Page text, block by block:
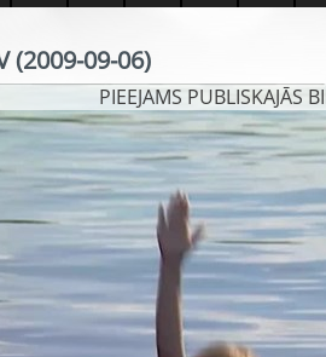
(2009-09-06)
PIEEJAMS PUBLISKAJĀS